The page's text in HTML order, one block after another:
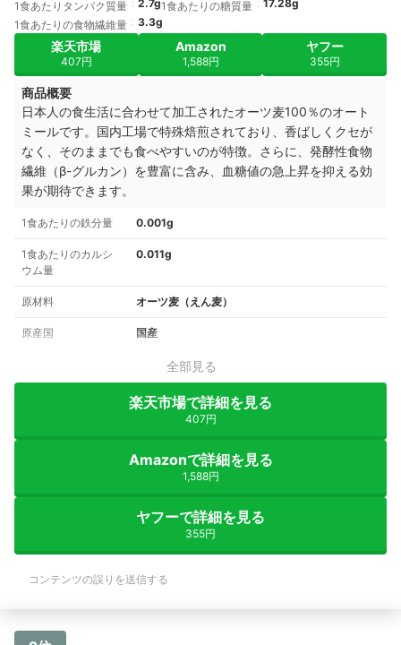
1食あたりタンパク質量 2.7g1食あたりの糖質量
17.28g
1食あたりの食物繊維量
3.3g
楽天市場
407円
Amazon
1,588円
ヤフー
355円
商品概要
日本人の食生活に合わせて加工されたオーツ麦100％のオート
ミールです。国内工場で特殊焙煎されており、香ばしくクセが
なく、そのままでも食べやすいのが特徴。さらに、発酵性食物
繊維（β-グルカン）を豊富に含み、血糖値の急上昇を抑える効
果が期待できます。
1食あたりの鉄分量 0.001g
1食あたりのカルシ
ウム量
0.011g
原材料 オーツ麦（えん麦）
原産国 国産
全部見る
楽天市場で詳細を見る
407円
Amazonで詳細を見る
1,588円
ヤフーで詳細を見る
355円
コンテンツの誤りを送信する